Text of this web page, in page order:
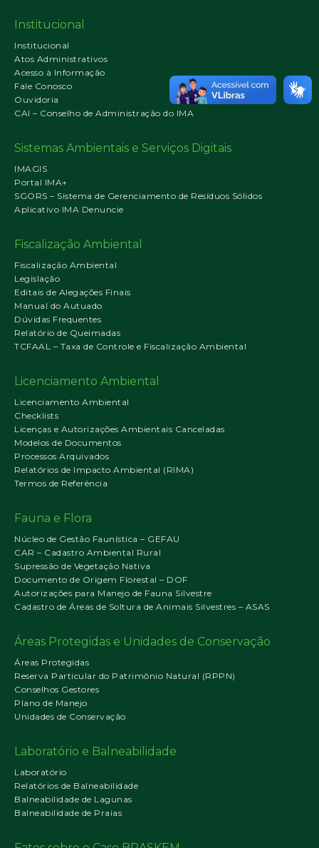
Institucional
Institucional
Atos Administrativos
Acesso à Informação
Fale Conosco
Ouvidoria
CAI – Conselho de Administração do IMA
Sistemas Ambientais e Serviços Digitais
IMAGIS
Portal IMA+
SGORS – Sistema de Gerenciamento de Resíduos Sólidos
Aplicativo IMA Denuncie
Fiscalização Ambiental
Fiscalização Ambiental
Legislação
Editais de Alegações Finais
Manual do Autuado
Dúvidas Frequentes
Relatório de Queimadas
TCFAAL – Taxa de Controle e Fiscalização Ambiental
Licenciamento Ambiental
Licenciamento Ambiental
Checklists
Licenças e Autorizações Ambientais Canceladas
Modelos de Documentos
Processos Arquivados
Relatórios de Impacto Ambiental (RIMA)
Termos de Referência
Fauna e Flora
Núcleo de Gestão Faunística – GEFAU
CAR – Cadastro Ambiental Rural
Supressão de Vegetação Nativa
Documento de Origem Florestal – DOF
Autorizações para Manejo de Fauna Silvestre
Cadastro de Áreas de Soltura de Animais Silvestres – ASAS
Áreas Protegidas e Unidades de Conservação
Áreas Protegidas
Reserva Particular do Patrimônio Natural (RPPN)
Conselhos Gestores
Plano de Manejo
Unidades de Conservação
Laboratório e Balneabilidade
Laboratório
Relatórios de Balneabilidade
Balneabilidade de Lagunas
Balneabilidade de Praias